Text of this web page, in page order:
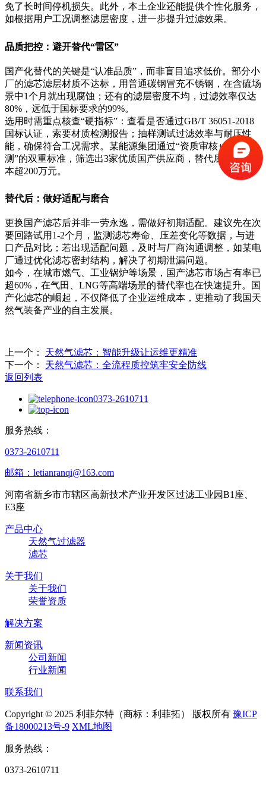
免了长时间停机损失。此外，本土企业还能提供个性化服务，
如根据用户工况调整滤层密度，进一步提升过滤效果。
品质把控：避开替代“雷区”
国产化替代的关键是“认准品质”，而非盲目追求低价。部分小
厂的滤芯滤层材质不达标，用普通碳钢冒充不锈钢，在含硫场
景中1个月就出现腐蚀；还有的滤层密度不均，过滤效率仅达
80%，远低于国标要求的99%。
选用时需重点核查“硬指标”：查看是否通过GB/T 36051-2018
国标认证，索要材质检测报告；抽样测试过滤效率与耐压性
能，确保符合工况需求。某能源集团通过“资质审核+抽样检
测”的双重标准，筛选出3家优质国产供应商，替代后年节省成
本超200万元。
替代后：做好适配与磨合
更换国产滤芯后并非一劳永逸，需做好初期适配。建议先在次
要回路试用1-2个月，监测滤芯寿命、压差变化等数据，与进
口产品对比；若出现适配问题，及时与厂商沟通调整，如某电
厂通过优化滤芯密封结构，解决了初期泄漏问题。
如今，在城市燃气、工业锅炉等场景，国产滤芯市场占有率已
超60%，在气田、LNG等高端场景的替代率也在快速提升。国
产化滤芯的崛起，不仅降低了企业运维成本，更推动了我国天
然气装备产业的自主发展。
上一个：
天然气滤芯：智能升级让运维更精准
下一个：
天然气滤芯：全流程质控筑牢安全防线
返回列表
0373-2610711
服务热线：
0373-2610711
邮箱：letianranqi@163.com
河南省新乡市市辖区高新技术产业开发区过滤工业园B1座、
E3座
产品中心
天然气过滤器
滤芯
关于我们
关于我们
荣誉资质
解决方案
新闻资讯
公司新闻
行业新闻
联系我们
Copyright © 2025 利菲尔特（商标：利菲拓） 版权所有 豫ICP
备18000213号-9 XML地图
服务热线：
0373-2610711